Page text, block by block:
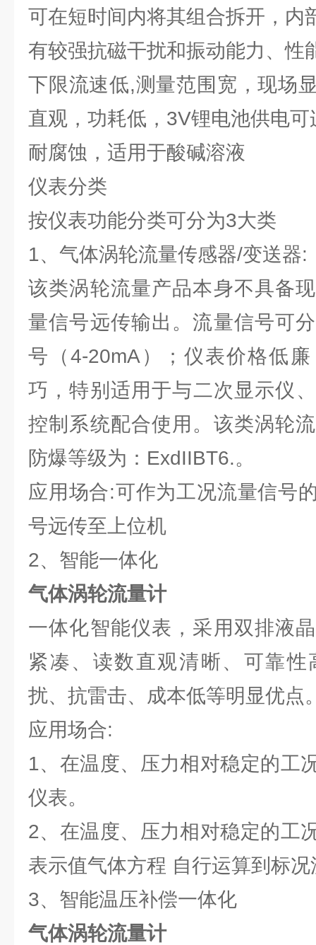
可在短时间内将其组合拆开，内
有较强抗磁干扰和振动能力、性
下限流速低,测量范围宽，现场
直观，功耗低，3V锂电池供电
耐腐蚀，适用于酸碱溶液
仪表分类
按仪表功能分类可分为3大类
1、气体涡轮流量传感器/变送器:
该类涡轮流量产品本身不具备
量信号远传输出。流量信号可
号（4-20mA）；仪表价格低
巧，特别适用于与二次显示仪
控制系统配合使用。该类涡轮
防爆等级为：ExdIIBT6.。
应用场合:可作为工况流量信号
号远传至上位机
2、智能一体化
气体涡轮流量计
一体化智能仪表，采用双排液
紧凑、读数直观清晰、可靠
扰、抗雷击、成本低等明显优点
应用场合:
1、在温度、压力相对稳定的工
仪表。
2、在温度、压力相对稳定的工
表示值气体方程 自行运算到标况
3、智能温压补偿一体化
气体涡轮流量计